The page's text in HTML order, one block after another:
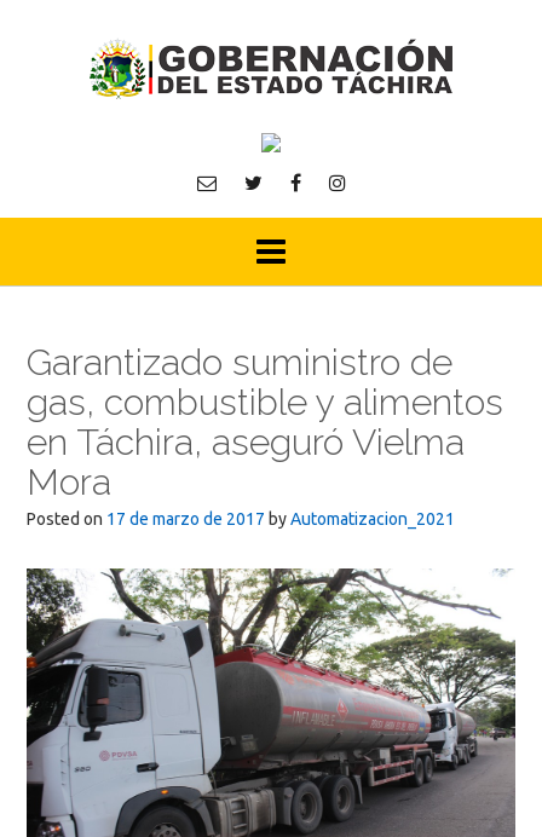
Garantizado suministro de
gas, combustible y alimentos
en Táchira, aseguró Vielma
Mora
Posted on 17 de marzo de 2017 byAutomatizacion_2021